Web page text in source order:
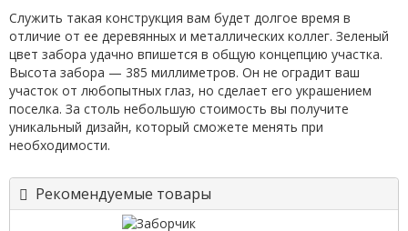
Служить такая конструкция вам будет долгое время в
отличие от ее деревянных и металлических коллег. Зеленый
цвет забора удачно впишется в общую концепцию участка.
Высота забора — 385 миллиметров. Он не оградит ваш
участок от любопытных глаз, но сделает его украшением
поселка. За столь небольшую стоимость вы получите
уникальный дизайн, который сможете менять при
необходимости.
Рекомендуемые товары